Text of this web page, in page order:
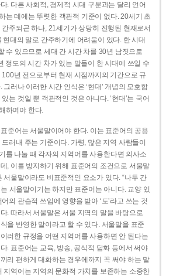
. 다른 사회적, 경제적 시대 구분과는 달리 언어
는 데에는 뚜렷한 객관적 기준이 없다. 20세기 초
주되곤 하나, 21세기가 상당히 진행된 현재로서
현대의 말로 간주하기에 어려움이 있다. 한 시대
수 있으므로 세대 간 시간 차를 30년 남짓으로
정도의 시간 차가 있는 말들이 한 시대에 쓰일 수
년 전으로부터 현재 시점까지의 기간으로 규
그러나 이러한 시간 인식은 ‘현대’ 개념의 모호함
는 것일 뿐 객관적인 것은 아니다. ‘현대’는 국어
하여야 한다.
준어는 서울말이어야 한다. 이는 표준어의 공용
러내 주는 기준이다. 가령, 많은 지역 사람들이
를 나눌 때 각자의 지역어를 사용한다면 의사소
, 이를 방지하기 위해 표준어의 조건으로 서울말
서울말이라도 비표준적인 요소가 있다. “나두 간
는 서울말이기는 하지만 표준어는 아니다. 교양 있
의 관습적 쓰임에 영향을 받아 ‘도’라고 쓰는 것
. 따라서 서울말은 서울 지역의 말을 바탕으로
을 반영한 말이라고 할 수 있다. 서울말을 표준
러한 규정을 어떤 지역어를 사용하면 안 된다는
. 표준어는 교육, 방송, 공식적 담화 등에서 써야
리 편하게 대화하는 경우에까지 꼭 써야 하는 말
지역어는 지역의 문화적 가치를 보존하는 소중한